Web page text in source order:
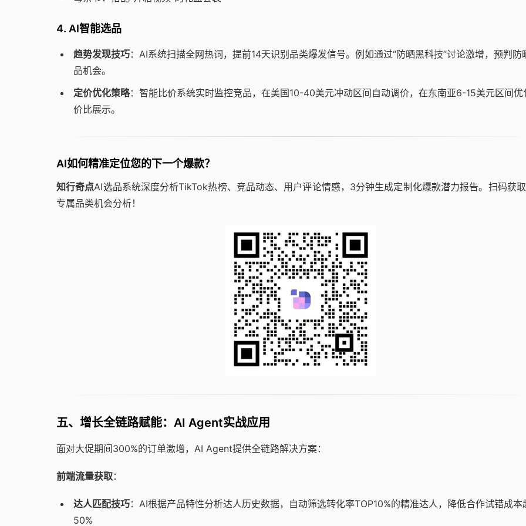
4. AI智能选品
趋势发现技巧：AI系统扫描全网热词，提前14天识别品类爆发信号。例如通过“防晒黑科技”讨论激增，预判防
品机会。
定价优化策略：智能比价系统实时监控竞品，在美国10-40美元冲动区间自动调价，在东南亚6-15美元区间优
价比展示。
AI如何精准定位您的下一个爆款？
知行奇点AI选品系统深度分析TikTok热榜、竞品动态、用户评论情感，3分钟生成定制化爆款潜力报告。扫码获
专属品类机会分析！
五、增长全链路赋能：AI Agent实战应用
面对大促期间300%的订单激增，AI Agent提供全链路解决方案：
前端流量获取：
达人匹配技巧：AI根据产品特性分析达人历史数据，自动筛选转化率TOP10%的精准达人，降低合作试错成本
50%